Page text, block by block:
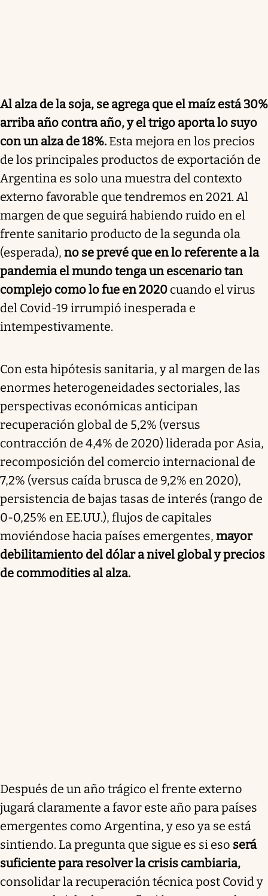
Al alza de la soja, se agrega que el maíz está 30%
arriba año contra año, y el trigo aporta lo suyo
con un alza de 18%. Esta mejora en los precios
de los principales productos de exportación de
Argentina es solo una muestra del contexto
externo favorable que tendremos en 2021. Al
margen de que seguirá habiendo ruido en el
frente sanitario producto de la segunda ola
(esperada), no se prevé que en lo referente a la
pandemia el mundo tenga un escenario tan
complejo como lo fue en 2020 cuando el virus
del Covid-19 irrumpió inesperada e
intempestivamente.
Con esta hipótesis sanitaria, y al margen de las
enormes heterogeneidades sectoriales, las
perspectivas económicas anticipan
recuperación global de 5,2% (versus
contracción de 4,4% de 2020) liderada por Asia,
recomposición del comercio internacional de
7,2% (versus caída brusca de 9,2% en 2020),
persistencia de bajas tasas de interés (rango de
0-0,25% en EE.UU.), flujos de capitales
moviéndose hacia países emergentes, mayor
debilitamiento del dólar a nivel global y precios
de commodities al alza.
Después de un año trágico el frente externo
jugará claramente a favor este año para países
emergentes como Argentina, y eso ya se está
sintiendo. La pregunta que sigue es si eso será
suficiente para resolver la crisis cambiaria,
consolidar la recuperación técnica post Covid y